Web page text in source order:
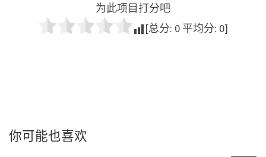
为此项目打分吧
[总分: 0 平均分: 0]
你可能也喜欢